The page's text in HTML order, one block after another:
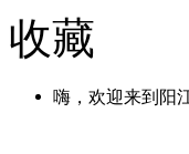
收藏
嗨，欢迎来到阳